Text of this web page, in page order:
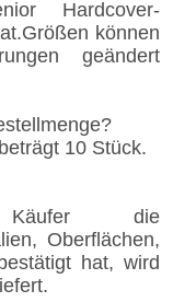
Hardcover-
können
geändert
10 Stück.
die
Oberflächen,
hat, wird